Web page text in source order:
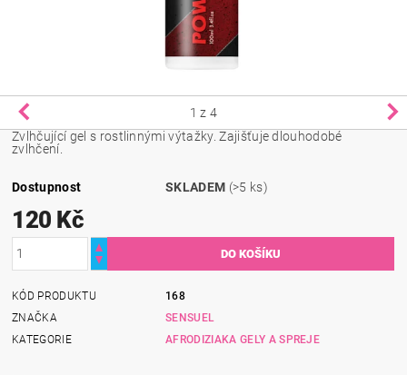
1 z 4
Zvlhčující gel s rostlinnými výtažky. Zajišťuje dlouhodobé
zvlhčení.
Dostupnost SKLADEM (>5 ks)
120 Kč
KÓD PRODUKTU
168
ZNAČKA
SENSUEL
KATEGORIE
AFRODIZIAKA GELY A SPREJE